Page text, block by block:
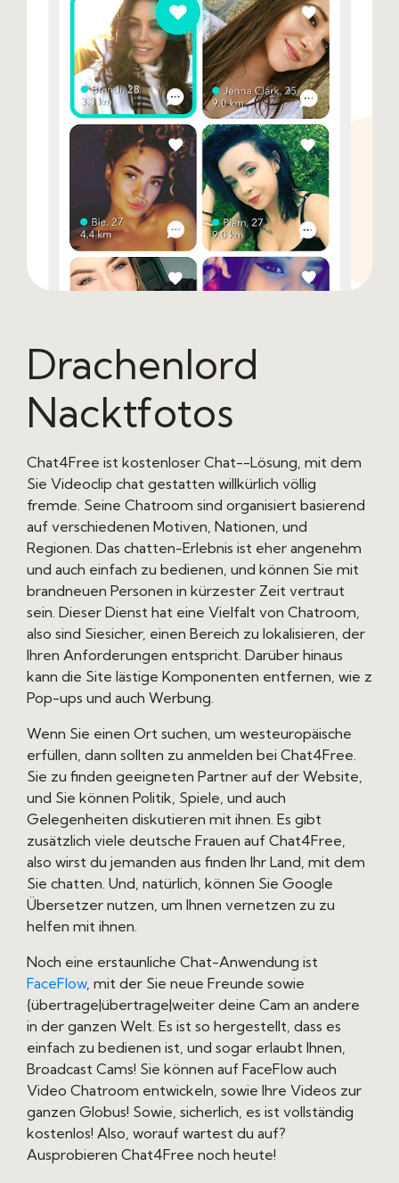
Drachenlord
Nacktfotos
Chat4Free ist kostenloser Chat--Lösung, mit dem
Sie Videoclip chat gestatten willkürlich völlig
fremde. Seine Chatroom sind organisiert basierend
auf verschiedenen Motiven, Nationen, und
Regionen. Das chatten-Erlebnis ist eher angenehm
und auch einfach zu bedienen, und können Sie mit
brandneuen Personen in kürzester Zeit vertraut
sein. Dieser Dienst hat eine Vielfalt von Chatroom,
also sind Siesicher, einen Bereich zu lokalisieren, der
Ihren Anforderungen entspricht. Darüber hinaus
kann die Site lästige Komponenten entfernen, wie z
Pop-ups und auch Werbung.
Wenn Sie einen Ort suchen, um westeuropäische
erfüllen, dann sollten zu anmelden bei Chat4Free.
Sie zu finden geeigneten Partner auf der Website,
und Sie können Politik, Spiele, und auch
Gelegenheiten diskutieren mit ihnen. Es gibt
zusätzlich viele deutsche Frauen auf Chat4Free,
also wirst du jemanden aus finden Ihr Land, mit dem
Sie chatten. Und, natürlich, können Sie Google
Übersetzer nutzen, um Ihnen vernetzen zu zu
helfen mit ihnen.
Noch eine erstaunliche Chat-Anwendung ist
FaceFlow, mit der Sie neue Freunde sowie
{übertrage|übertrage|weiter deine Cam an andere
in der ganzen Welt. Es ist so hergestellt, dass es
einfach zu bedienen ist, und sogar erlaubt Ihnen,
Broadcast Cams! Sie können auf FaceFlow auch
Video Chatroom entwickeln, sowie Ihre Videos zur
ganzen Globus! Sowie, sicherlich, es ist vollständig
kostenlos! Also, worauf wartest du auf?
Ausprobieren Chat4Free noch heute!